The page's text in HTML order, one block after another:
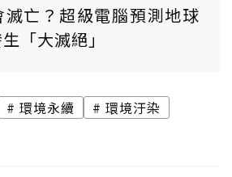
滅亡？超級電腦預測地球
「大滅絕」
環境永續
環境汙染